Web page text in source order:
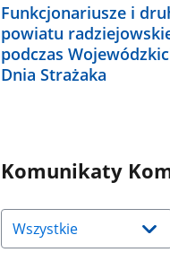
Funkcjonariusze i
powiatu
podczas
Dnia Strażaka
Komunikaty
Naciśnij
strzałkę
w